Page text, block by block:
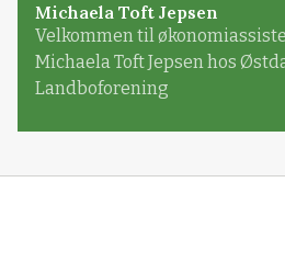
Michaela Toft Jepsen
Velkommen til
Michaela Toft Jepsen hos
Landboforening